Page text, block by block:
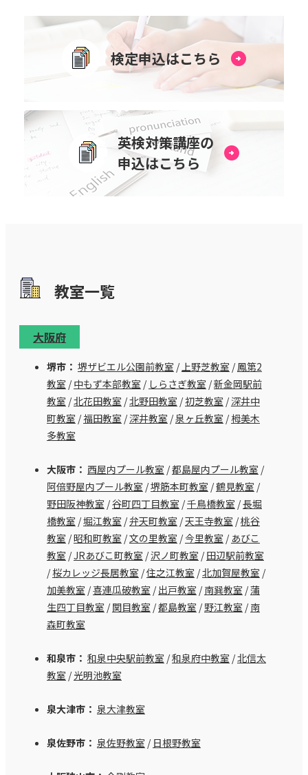
検定申込はこちら
英検対策講座の
申込はこちら
教室⼀覧
大阪府
堺市： 堺ザビエル公園前教室 / 上野芝教室 /鳳第2
教室 /中もず本部教室 / しらさぎ教室 /新金岡駅前
教室 /北花田教室 /北野田教室 /初芝教室 /深井中
町教室 /福田教室 /深井教室 /泉ヶ丘教室 /栂美木
多教室
大阪市： 西屋内プール教室 /都島屋内プール教室 /
阿倍野屋内プール教室 /堺筋本町教室 /鶴見教室 /
野田阪神教室 /谷町四丁目教室 /千鳥橋教室 /長堀
橋教室 /堀江教室 /弁天町教室 /天王寺教室 /桃谷
教室 /昭和町教室 /文の里教室 /今里教室 / あびこ
教室 /JRあびこ町教室 /沢ノ町教室 /田辺駅前教室
/桜カレッジ長居教室 /住之江教室 /北加賀屋教室 /
加美教室 /喜連瓜破教室 /出戸教室 /南巽教室 /蒲
生四丁目教室 /関目教室 /都島教室 /野江教室 /南
森町教室
和泉市： 和泉中央駅前教室 /和泉府中教室 /北信太
教室 /光明池教室
泉大津市： 泉大津教室
泉佐野市： 泉佐野教室 / 日根野教室